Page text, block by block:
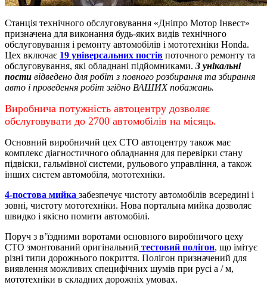
Станція технічного обслуговування «Дніпро Мотор Інвест»
призначена для виконання будь-яких видів технічного
обслуговування і ремонту автомобілів і мототехніки Honda.
Цех включає 19 універсальних постів поточного ремонту та
обслуговування, які обладнані підйомниками. 3 унікальні
пости відведено для робіт з повного розбирання та збирання
авто і проведення робіт згідно ВАШИХ побажань.
Виробнича потужність автоцентру дозволяє
обслуговувати до 2700 автомобілів на місяць.
Основний виробничий цех СТО автоцентру також має
комплекс діагностичного обладнання для перевірки стану
підвіски, гальмівної системи, рульового управління, а також
інших систем автомобіля, мототехніки.
4-постова мийка забезпечує чистоту автомобілів всередині і
зовні, чистоту мототехніки. Нова портальна мийка дозволяє
швидко і якісно помити автомобілі.
Поруч з в’їздними воротами основного виробничого цеху
СТО змонтований оригінальний тестовий полігон, що імітує
різні типи дорожнього покриття. Полігон призначений для
виявлення можливих специфічних шумів при русі а / м,
мототехніки в складних дорожніх умовах.